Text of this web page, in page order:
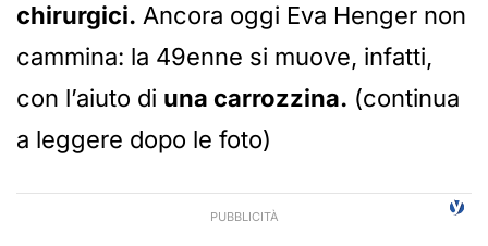
chirurgici. Ancora oggi Eva Henger non
cammina: la 49enne si muove, infatti,
con l’aiuto di una carrozzina. (continua
a leggere dopo le foto)